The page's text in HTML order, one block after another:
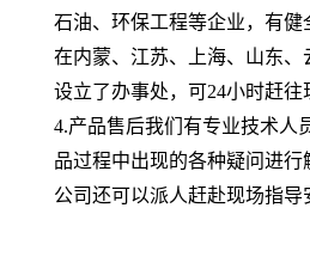
石油、环保工程等企业，有
在内蒙、江苏、上海、山东
设立了办事处，可24小时赶往
4.产品售后我们有专业技术人
品过程中出现的各种疑问进行
公司还可以派人赶赴现场指导